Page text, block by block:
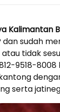
Kalimantan
sudah
tidak
9518-8008
serta